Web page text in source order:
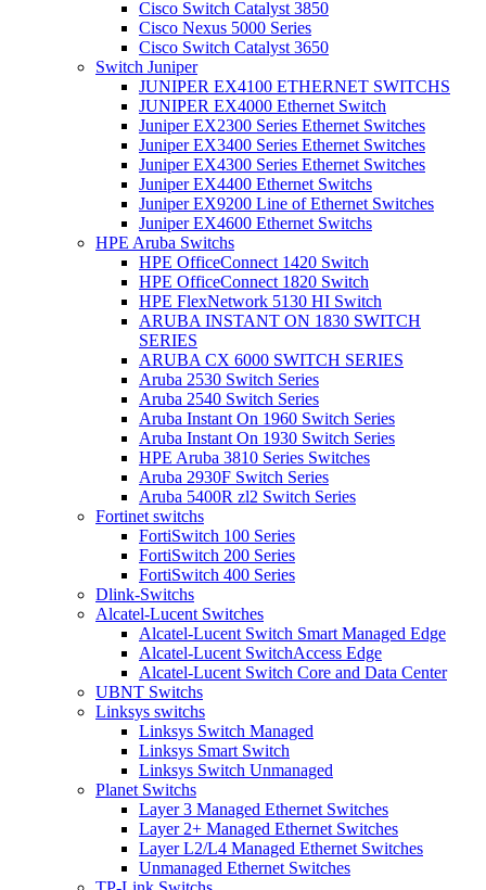
Cisco Switch Catalyst 3850
Cisco Nexus 5000 Series
Cisco Switch Catalyst 3650
Switch Juniper
JUNIPER EX4100 ETHERNET SWITCHS
JUNIPER EX4000 Ethernet Switch
Juniper EX2300 Series Ethernet Switches
Juniper EX3400 Series Ethernet Switches
Juniper EX4300 Series Ethernet Switches
Juniper EX4400 Ethernet Switchs
Juniper EX9200 Line of Ethernet Switches
Juniper EX4600 Ethernet Switchs
HPE Aruba Switchs
HPE OfficeConnect 1420 Switch
HPE OfficeConnect 1820 Switch
HPE FlexNetwork 5130 HI Switch
ARUBA INSTANT ON 1830 SWITCH
SERIES
ARUBA CX 6000 SWITCH SERIES
Aruba 2530 Switch Series
Aruba 2540 Switch Series
Aruba Instant On 1960 Switch Series
Aruba Instant On 1930 Switch Series
HPE Aruba 3810 Series Switches
Aruba 2930F Switch Series
Aruba 5400R zl2 Switch Series
Fortinet switchs
FortiSwitch 100 Series
FortiSwitch 200 Series
FortiSwitch 400 Series
Dlink-Switchs
Alcatel-Lucent Switches
Alcatel-Lucent Switch Smart Managed Edge
Alcatel-Lucent SwitchAccess Edge
Alcatel-Lucent Switch Core and Data Center
UBNT Switchs
Linksys switchs
Linksys Switch Managed
Linksys Smart Switch
Linksys Switch Unmanaged
Planet Switchs
Layer 3 Managed Ethernet Switches
Layer 2+ Managed Ethernet Switches
Layer L2/L4 Managed Ethernet Switches
Unmanaged Ethernet Switches